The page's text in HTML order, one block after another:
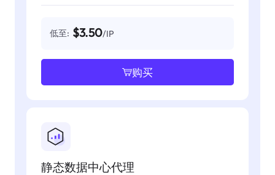
低至: $3.50/IP
购买
静态数据中心代理